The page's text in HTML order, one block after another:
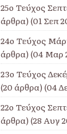
25ο Τεύχος
άρθρα) (01 Σεπ
24ο Τεύχος
άρθρα) (04 Μαρ
23ο Τεύχος
(20 άρθρα) (04
22ο Τεύχος
άρθρα) (28 Αυγ